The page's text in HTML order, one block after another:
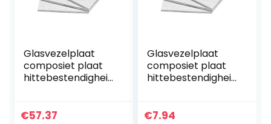
Glasvezelplaat
composiet plaat
hittebestendigheid
isolatiepad, 8 mm
€57.37
Glasvezelplaat
composiet plaat
hittebestendigheid
isolatiepad, 3 mm x
€7.94